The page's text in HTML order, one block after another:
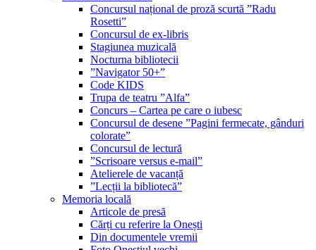
Concursul național de proză scurtă ”Radu
Rosetti”
Concursul de ex-libris
Stagiunea muzicală
Nocturna bibliotecii
”Navigator 50+”
Code KIDS
Trupa de teatru ”Alfa”
Concurs – Cartea pe care o iubesc
Concursul de desene ”Pagini fermecate, gânduri
colorate”
Concursul de lectură
”Scrisoare versus e-mail”
Atelierele de vacanță
”Lecții la bibliotecă”
Memoria locală
Articole de presă
Cărți cu referire la Onești
Din documentele vremii